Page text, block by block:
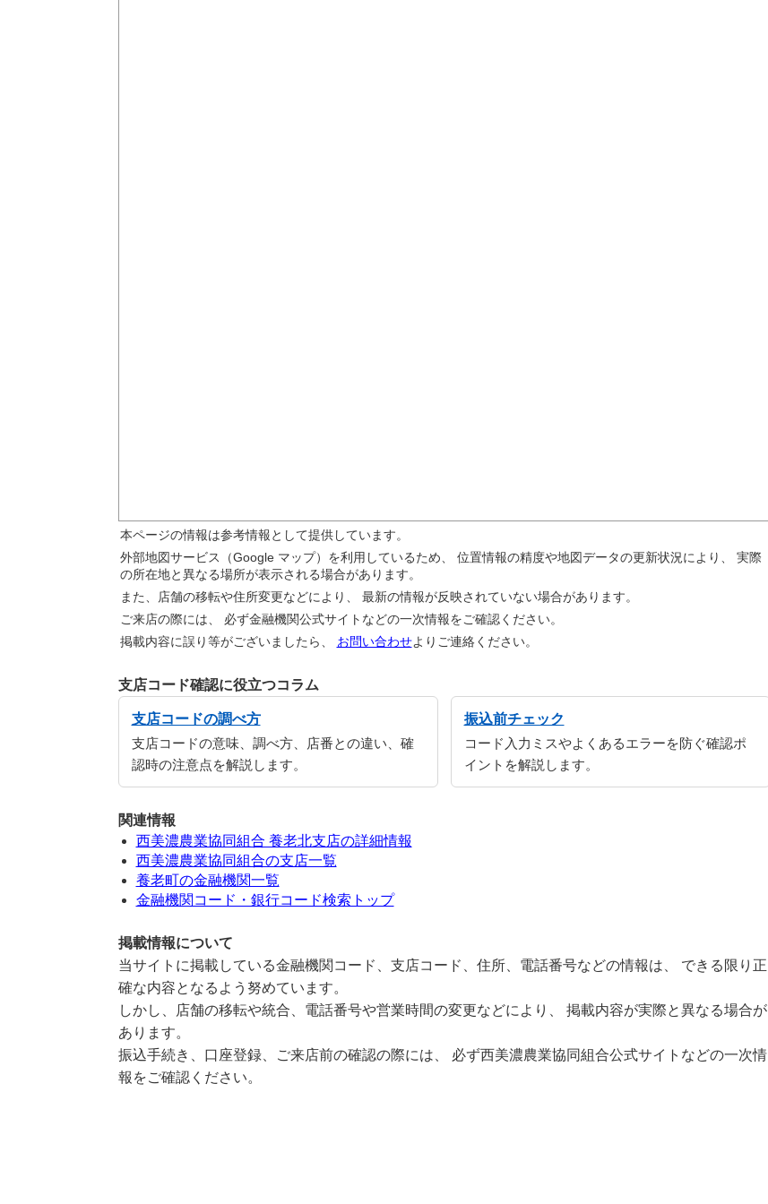
本ページの情報は参考情報として提供しています。
外部地図サービス（Google マップ）を利用しているため、 位置情報の精度や地図データの更新状況により、 実際
の所在地と異なる場所が表示される場合があります。
また、店舗の移転や住所変更などにより、 最新の情報が反映されていない場合があります。
ご来店の際には、 必ず金融機関公式サイトなどの一次情報をご確認ください。
掲載内容に誤り等がございましたら、 お問い合わせよりご連絡ください。
支店コード確認に役立つコラム
支店コードの調べ方
支店コードの意味、調べ方、店番との違い、確
認時の注意点を解説します。
振込前チェック
コード入力ミスやよくあるエラーを防ぐ確認ポ
イントを解説します。
関連情報
西美濃農業協同組合 養老北支店の詳細情報
西美濃農業協同組合の支店一覧
養老町の金融機関一覧
金融機関コード・銀行コード検索トップ
掲載情報について
当サイトに掲載している金融機関コード、支店コード、住所、電話番号などの情報は、 できる限り正
確な内容となるよう努めています。
しかし、店舗の移転や統合、電話番号や営業時間の変更などにより、 掲載内容が実際と異なる場合が
あります。
振込手続き、口座登録、ご来店前の確認の際には、 必ず西美濃農業協同組合公式サイトなどの一次情
報をご確認ください。